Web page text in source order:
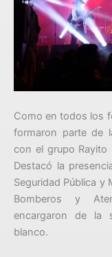
Como en todos los
formaron parte de
con el grupo Rayito
Destacó la
Seguridad Pública y
Bomberos y
encargaron de la
blanco.